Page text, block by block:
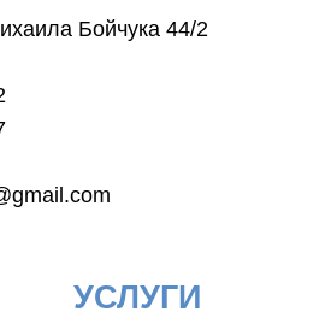
Бойчука 44/2
УСЛУГИ